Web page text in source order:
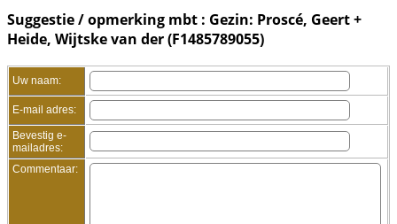
Suggestie / opmerking mbt : Gezin: Proscé, Geert +
Heide, Wijtske van der (F1485789055)
Uw naam:
E-mail adres:
Bevestig e-
mailadres:
Commentaar: